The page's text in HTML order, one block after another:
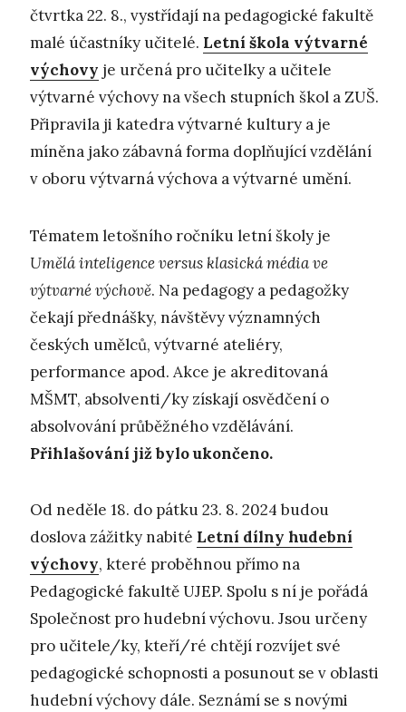
čtvrtka 22. 8., vystřídají na pedagogické fakultě
malé účastníky učitelé. Letní škola výtvarné
výchovy je určená pro učitelky a učitele
výtvarné výchovy na všech stupních škol a ZUŠ.
Připravila ji katedra výtvarné kultury a je
míněna jako zábavná forma doplňující vzdělání
v oboru výtvarná výchova a výtvarné umění.
Tématem letošního ročníku letní školy je
Umělá inteligence versus klasická média ve
výtvarné výchově. Na pedagogy a pedagožky
čekají přednášky, návštěvy významných
českých umělců, výtvarné ateliéry,
performance apod. Akce je akreditovaná
MŠMT, absolventi/ky získají osvědčení o
absolvování průběžného vzdělávání.
Přihlašování již bylo ukončeno.
Od neděle 18. do pátku 23. 8. 2024 budou
doslova zážitky nabité Letní dílny hudební
výchovy, které proběhnou přímo na
Pedagogické fakultě UJEP. Spolu s ní je pořádá
Společnost pro hudební výchovu. Jsou určeny
pro učitele/ky, kteří/ré chtějí rozvíjet své
pedagogické schopnosti a posunout se v oblasti
hudební výchovy dále. Seznámí se s novými